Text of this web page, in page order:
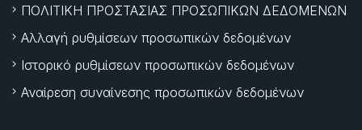
ΠΟΛΙΤΙΚΗ ΠΡΟΣΤΑΣΙΑΣ ΠΡΟΣΩΠΙΚΩΝ ΔΕΔΟΜΕΝΩΝ
Αλλαγή ρυθμίσεων προσωπικών δεδομένων
Ιστορικό ρυθμίσεων προσωπικών δεδομένων
Αναίρεση συναίνεσης προσωπικών δεδομένων